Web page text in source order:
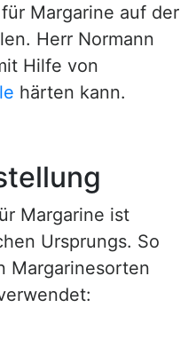
Margarine auf der
Herr Normann
Hilfe von
härten kann.
Margarine ist
Ursprungs. So
Margarinesorten